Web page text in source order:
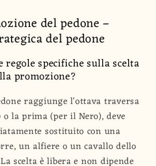
del pedone –
del pedone
regole specifiche sulla scelta
promozione?
raggiunge l'ottava traversa
la prima (per il Nero), deve
sostituito con una
un alfiere o un cavallo dello
scelta è libera e non dipende